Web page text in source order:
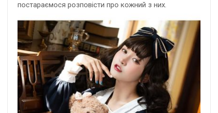
постараємося розповісти про кожний з них.